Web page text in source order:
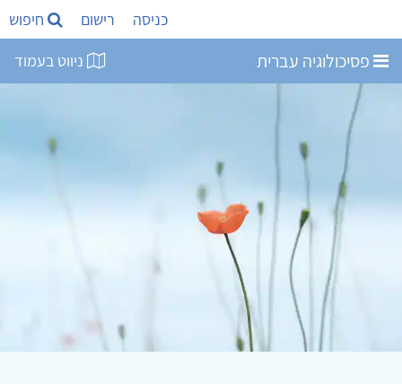
כניסה רישום חיפוש
פסיכולוגיה עברית ניווט בעמוד